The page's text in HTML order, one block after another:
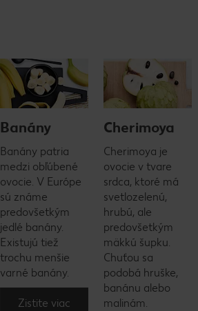
Banány
Banány patria
medzi obľúbené
ovocie. V Európe
sú známe
predovšetkým
jedlé banány.
Existujú tiež
trochu menšie
varné banány.
Zistite viac
Cherimoya
Cherimoya je
ovocie v tvare
srdca, ktoré má
svetlozelenú,
hrubú, ale
predovšetkým
mäkkú šupku.
Chuťou sa
podobá hruške,
banánu alebo
malinám.